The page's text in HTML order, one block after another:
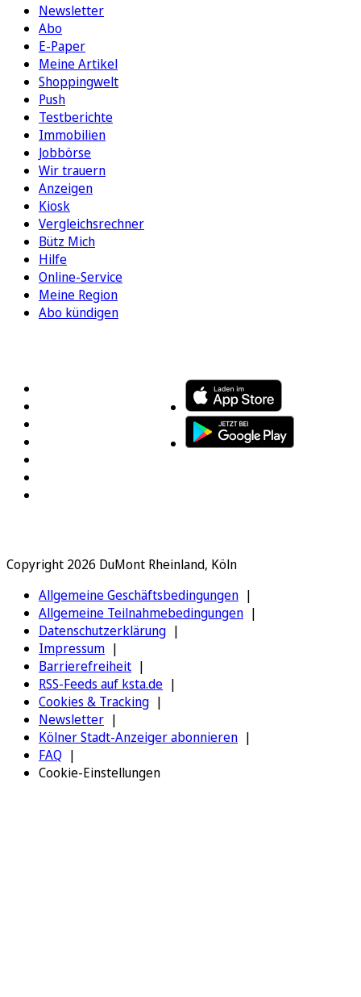
Newsletter
Abo
E-Paper
Meine Artikel
Shoppingwelt
Push
Testberichte
Immobilien
Jobbörse
Wir trauern
Anzeigen
Kiosk
Vergleichsrechner
Bütz Mich
Hilfe
Online-Service
Meine Region
Abo kündigen
Copyright 2026 DuMont Rheinland, Köln
Allgemeine Geschäftsbedingungen
Allgemeine Teilnahmebedingungen
Datenschutzerklärung
Impressum
Barrierefreiheit
RSS-Feeds auf ksta.de
Cookies & Tracking
Newsletter
Kölner Stadt-Anzeiger abonnieren
FAQ
Cookie-Einstellungen